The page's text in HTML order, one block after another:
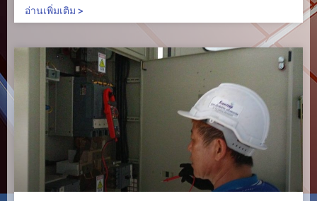
อ่านเพิ่มเติม >